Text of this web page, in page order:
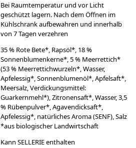
Bei Raumtemperatur und vor Licht
geschützt lagern. Nach dem Öffnen im
Kühlschrank aufbewahren und innerhalb
von 7 Tagen verzehren
35 % Rote Bete*, Rapsöl*, 18 %
Sonnenblumenkerne*, 5 % Meerrettich*
(53 % Meerrettichwurzeln*, Wasser,
Apfelessig*, Sonnenblumenöl*, Apfelsaft*,
Meersalz, Verdickungsmittel:
Guarkernmehl*), Zitronensaft*, Wasser, 3,5
% Rübenpulver*, Agavendicksaft*,
Apfelessig*, natürliches Aroma (SENF), Salz
*aus biologischer Landwirtschaft
Kann SELLERIE enthalten